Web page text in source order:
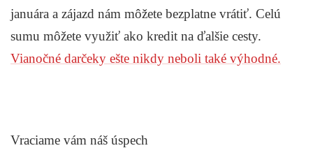
januára a zájazd nám môžete bezplatne vrátiť. Celú
sumu môžete využiť ako kredit na ďalšie cesty.
Vianočné darčeky ešte nikdy neboli také výhodné.
Vraciame vám náš úspech